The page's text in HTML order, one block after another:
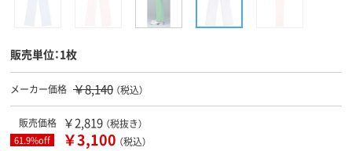
販売単位：1枚
メーカー価格 ￥8,140 （税込）
販売価格 ￥2,819 （税抜き）
61.9%off ￥3,100 （税込）